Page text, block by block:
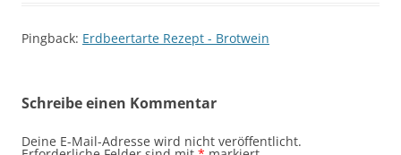
Pingback: Erdbeertarte Rezept - Brotwein
Schreibe einen Kommentar
Deine E-Mail-Adresse wird nicht veröffentlicht.